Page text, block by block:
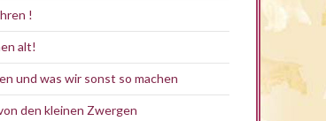
!
alt!
und was wir sonst so machen
den kleinen Zwergen